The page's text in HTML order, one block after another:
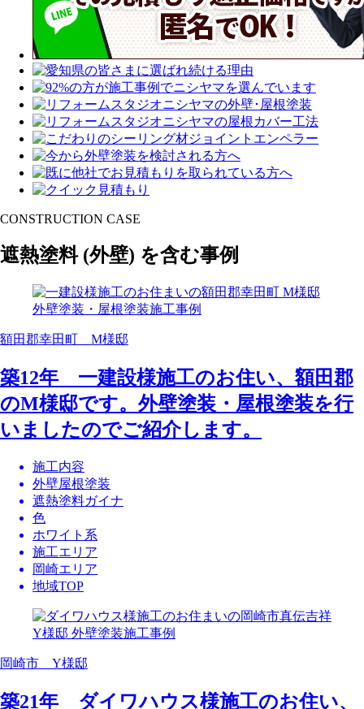
CONSTRUCTION CASE
遮熱塗料 (外壁) を含む事例
額田郡幸田町 M様邸
築12年 一建設様施工のお住い、額田郡
のM様邸です。外壁塗装・屋根塗装を行
いましたのでご紹介します。
施工内容
外壁屋根塗装
遮熱塗料ガイナ
色
ホワイト系
施工エリア
岡崎エリア
地域TOP
岡崎市 Y様邸
築21年 ダイワハウス様施工のお住い、